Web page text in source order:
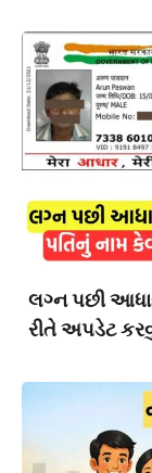
લગ્ન પછી આધાર
રીતે અપડેટ